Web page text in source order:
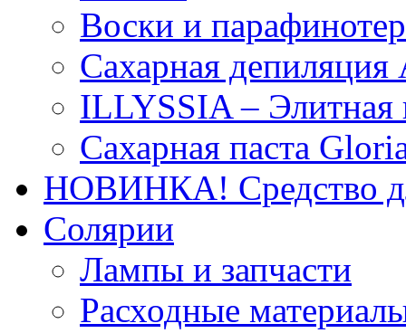
Воски и
Сахарная депиляция
ILLYSSIA – Элитная
Сахарная паста
НОВИНКА! Средство
Солярии
Лампы и запчасти
Расходные